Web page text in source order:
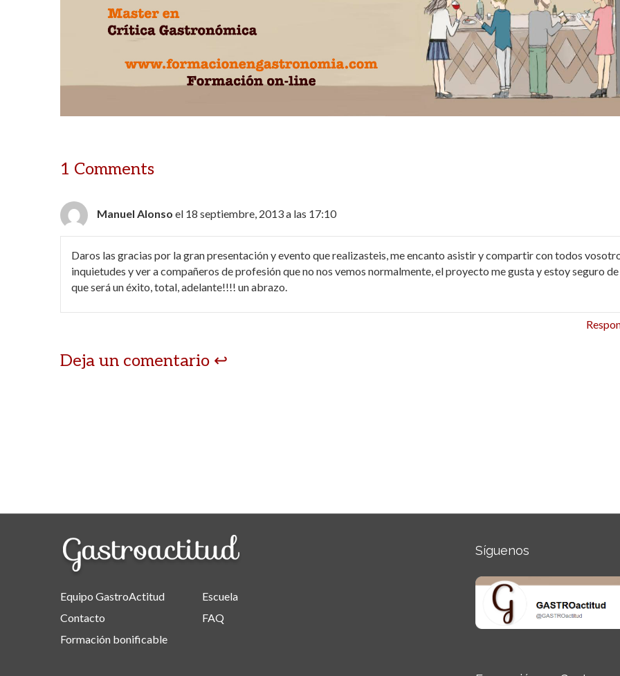
1 Comments
Manuel Alonso el 18 septiembre, 2013 a las 17:10
Daros las gracias por la gran presentación y evento que realizasteis, me encanto asistir y compartir con todos
inquietudes y ver a compañeros de profesión que no nos vemos normalmente, el proyecto me gusta y estoy seguro de
que será un éxito, total, adelante!!!! un abrazo.
Deja un comentario
Equipo GastroActitud
Contacto
Formación bonificable
Escuela
FAQ
Síguenos